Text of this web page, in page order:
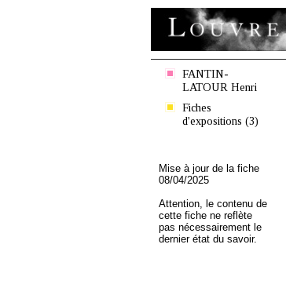
FANTIN-
LATOUR Henri
Fiches
d'expositions (3)
Mise à jour de la fiche
08/04/2025
Attention, le contenu de
cette fiche ne reflète
pas nécessairement le
dernier état du savoir.